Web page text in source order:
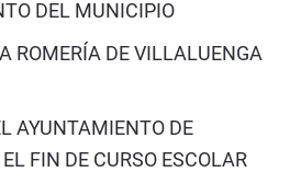
DEL MUNICIPIO
ROMERÍA DE VILLALUENGA
AYUNTAMIENTO DE
FIN DE CURSO ESCOLAR